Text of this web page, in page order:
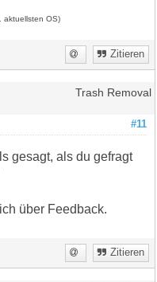
aktuellsten OS)
Zitieren
Trash Removal
#11
gesagt, als du gefragt
über Feedback.
Zitieren